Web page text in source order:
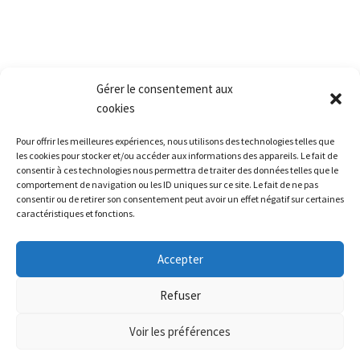
Gérer le consentement aux
cookies
Pour offrir les meilleures expériences, nous utilisons des technologies telles que
les cookies pour stocker et/ou accéder aux informations des appareils. Le fait de
consentir à ces technologies nous permettra de traiter des données telles que le
comportement de navigation ou les ID uniques sur ce site. Le fait de ne pas
consentir ou de retirer son consentement peut avoir un effet négatif sur certaines
caractéristiques et fonctions.
Accepter
Refuser
Voir les préférences
Frais de transport
Accès rapide
La société
La grêle
La formation
Nous contacter
Alerte météo